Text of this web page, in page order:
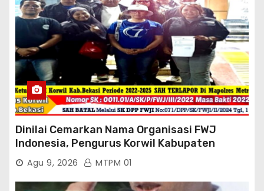
Dinilai Cemarkan Nama Organisasi FWJ
Indonesia, Pengurus Korwil Kabupaten
Bekasi Laporkan Mantan Ketua Korwil
Periode 2022-2025 Ke Mapolres Metro
Kab.Bekasi
Agu 9, 2026 MTPM 01